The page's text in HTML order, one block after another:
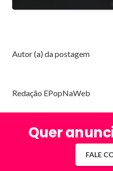
Autor (a) da postagem
Redação EPopNaWeb
Quer
FALE